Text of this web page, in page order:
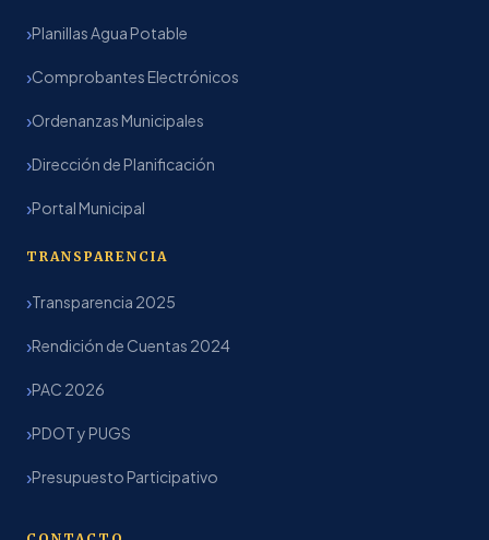
Planillas Agua Potable
Comprobantes Electrónicos
Ordenanzas Municipales
Dirección de Planificación
Portal Municipal
TRANSPARENCIA
Transparencia 2025
Rendición de Cuentas 2024
PAC 2026
PDOT y PUGS
Presupuesto Participativo